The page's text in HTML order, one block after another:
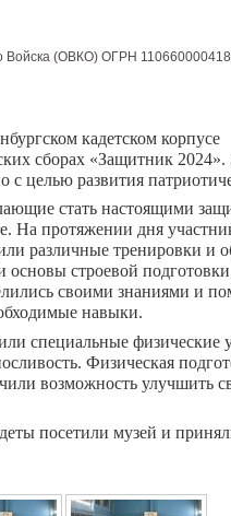
Войска (ОВКО) ОГРН
кадетском корпусе
сборах «Защитник 2024».
с целью развития
стать настоящими
На протяжении дня
различные тренировки и
строевой
своими знаниями и
навыки.
специальные физические
Физическая
возможность улучшить
посетили музей и